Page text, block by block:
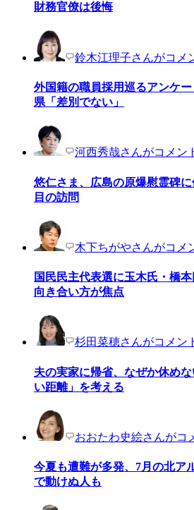
財務官僚は後悔
鈴木江理子さんがコメ
外国籍の職員採用巡るアンケ
県「差別でない」
河西秀哉さんがコメン
悠仁さま、広島の原爆慰霊碑
目の訪問
木下ちがやさんがコメ
国民民主代表選に玉木氏・橋
向き合い方が焦点
杉田菜穂さんがコメン
夫の実家に帰省、なぜか休め
い距離」を考える
おおたわ史絵さんがコ
今夏も遭難が多発、7月の北ア
で動けぬ人も